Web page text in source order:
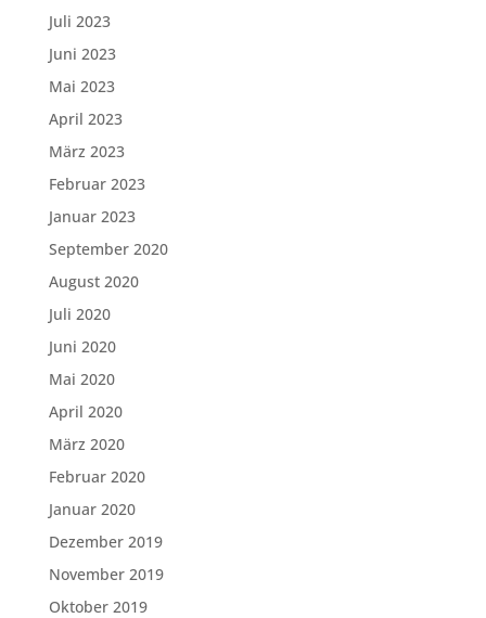
Juli 2023
Juni 2023
Mai 2023
April 2023
März 2023
Februar 2023
Januar 2023
September 2020
August 2020
Juli 2020
Juni 2020
Mai 2020
April 2020
März 2020
Februar 2020
Januar 2020
Dezember 2019
November 2019
Oktober 2019